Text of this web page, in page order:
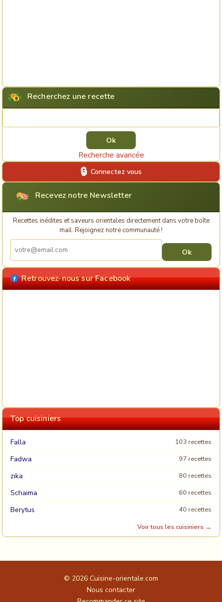
Recherchez une recette
Recherche avancée
Connectez vous
Recevez notre Newsletter
Recettes inédites et saveurs orientales directement dans votre boîte
mail. Rejoignez notre communauté !
Retrouvez-nous sur Facebook
Top cuisiniers
Falla 103 recettes
Fadwa 97 recettes
zika 80 recettes
Schaima 60 recettes
Berytus
40 recettes
Voir tous les cuisiniers →
© 2026 Cuisine-orientale.com
Nous contacter